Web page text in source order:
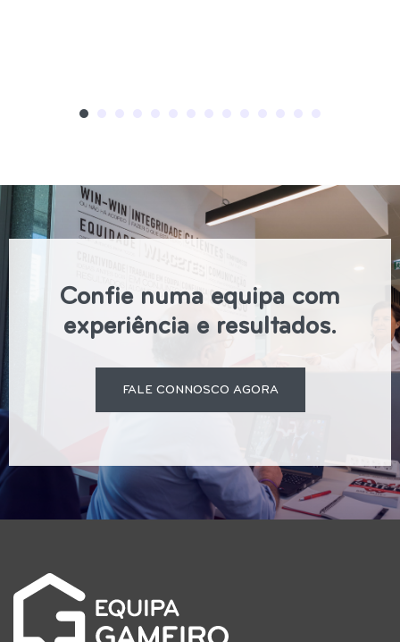
Confie numa equipa com
experiência e resultados.
FALE CONNOSCO AGORA